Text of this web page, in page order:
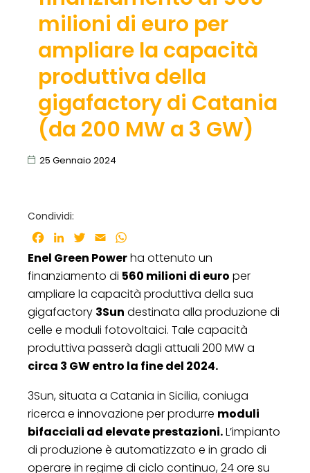
milioni di euro per
ampliare la capacità
produttiva della
gigafactory di Catania
(da 200 MW a 3 GW)
25 Gennaio 2024
Condividi:
Facebook
LinkedInTwitter
Email
Enel Green Powerha ottenuto un
finanziamento di 560 milioni di euro per
ampliare la capacità produttiva della sua
gigafactory 3Sun destinata alla produzione di
celle e moduli fotovoltaici. Tale capacità
produttiva passerà dagli attuali 200 MW a
circa 3 GW entro la fine del 2024.
3Sun, situata a Catania in Sicilia, coniuga
ricerca e innovazione per produrre moduli
bifacciali ad elevate prestazioni.L’impianto
di produzione è automatizzato e in grado di
operare in regime di ciclo continuo, 24 ore su